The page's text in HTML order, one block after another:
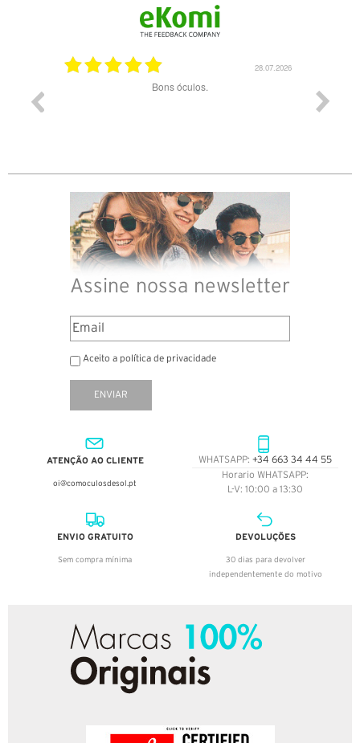
28.07.2026
Bons óculos.
Assine nossa newsletter
Aceito a política de privacidade
ENVIAR
ATENÇÃO AO CLIENTE
oi@comoculosdesol.pt
WHATSAPP: +34 663 34 44 55
Horario WHATSAPP:
L-V: 10:00 a 13:30
ENVIO GRATUITO
Sem compra mínima
DEVOLUÇÕES
30 dias para devolver
independentemente do motivo